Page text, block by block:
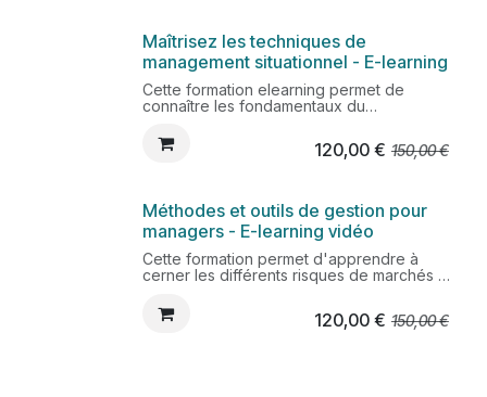
Maîtrisez les techniques de
management situationnel - E-learning
Cette formation elearning permet de
connaître les fondamentaux du
comment adapter votre management à
chaque membre de l'équipe mais aussi en
120,00€ 150,00€
Méthodes et outils de gestion pour
managers - E-learning vidéo
Cette formation permet d'apprendre à
cerner les différents risques de marchés et
l'investisseur que pour le prestataire de
services d'investissement120,00€ 150,00€